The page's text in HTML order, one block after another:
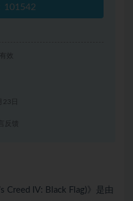
101542
效
日
反馈
Creed IV: Black Flag)》是由